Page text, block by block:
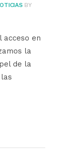
BY
acceso en
la
de la